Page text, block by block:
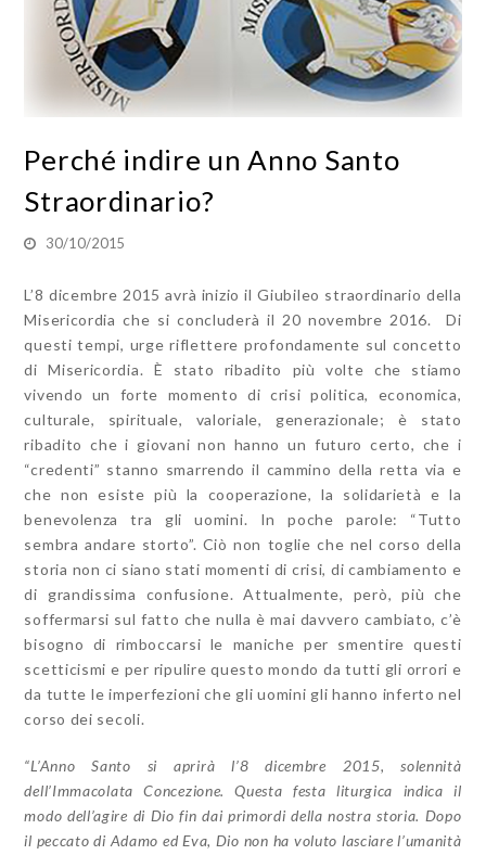
Perché indire un Anno Santo
Straordinario?
30/10/2015
L’8 dicembre 2015 avrà inizio il Giubileo straordinario della
Misericordia che si concluderà il 20 novembre 2016. Di
questi tempi, urge riflettere profondamente sul concetto
di Misericordia. È stato ribadito più volte che stiamo
vivendo un forte momento di crisi politica, economica,
culturale, spirituale, valoriale, generazionale; è stato
ribadito che i giovani non hanno un futuro certo, che i
“credenti” stanno smarrendo il cammino della retta via e
che non esiste più la cooperazione, la solidarietà e la
benevolenza tra gli uomini. In poche parole: “Tutto
sembra andare storto”. Ciò non toglie che nel corso della
storia non ci siano stati momenti di crisi, di cambiamento e
di grandissima confusione. Attualmente, però, più che
soffermarsi sul fatto che nulla è mai davvero cambiato, c’è
bisogno di rimboccarsi le maniche per smentire questi
scetticismi e per ripulire questo mondo da tutti gli orrori e
da tutte le imperfezioni che gli uomini gli hanno inferto nel
corso dei secoli.
“L’Anno Santo si aprirà l’8 dicembre 2015, solennità
dell’Immacolata Concezione. Questa festa liturgica indica il
modo dell’agire di Dio fin dai primordi della nostra storia. Dopo
il peccato di Adamo ed Eva, Dio non ha voluto lasciare l’umanità